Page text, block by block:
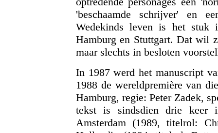
'beschaamde schrijver' en
Wedekinds leven is het stuk
Hamburg en Stuttgart. Dat wil
maar slechts in besloten
In 1987 werd het manuscript
1988 de wereldpremière van
Hamburg, regie: Peter Zadek,
tekst is sindsdien drie keer
Amsterdam (1989, titelrol: